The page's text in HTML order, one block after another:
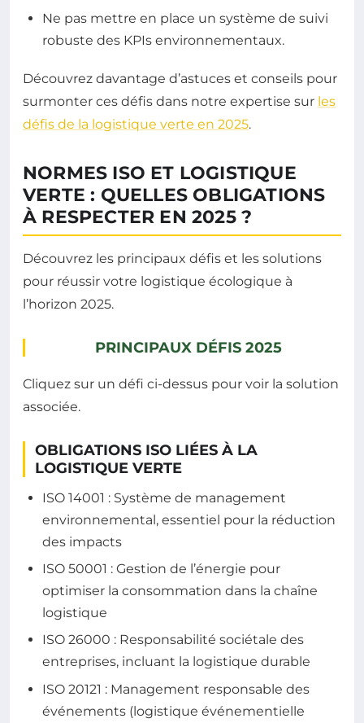
Ne pas mettre en place un système de suivi
robuste des KPIs environnementaux.
Découvrez davantage d’astuces et conseils pour
surmonter ces défis dans notre expertise sur les
défis de la logistique verte en 2025.
NORMES ISO ET LOGISTIQUE
VERTE : QUELLES OBLIGATIONS
À RESPECTER EN 2025 ?
Découvrez les principaux défis et les solutions
pour réussir votre logistique écologique à
l’horizon 2025.
PRINCIPAUX DÉFIS 2025
Cliquez sur un défi ci-dessus pour voir la solution
associée.
OBLIGATIONS ISO LIÉES À LA
LOGISTIQUE VERTE
ISO 14001 : Système de management
environnemental, essentiel pour la réduction
des impacts
ISO 50001 : Gestion de l’énergie pour
optimiser la consommation dans la chaîne
logistique
ISO 26000 : Responsabilité sociétale des
entreprises, incluant la logistique durable
ISO 20121 : Management responsable des
événements (logistique événementielle